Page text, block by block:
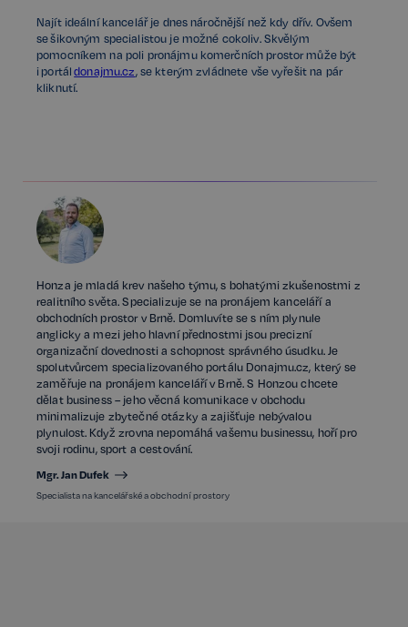
Najít ideální kancelář je dnes náročnější než kdy dřív. Ovšem
se šikovným specialistou je možné cokoliv. Skvělým
pomocníkem na poli pronájmu komerčních prostor může být
i portáldonajmu.cz, se kterým zvládnete vše vyřešit na pár
kliknutí.
Honza je mladá krev našeho týmu, s bohatými zkušenostmi z
realitního světa. Specializuje se na pronájem kanceláří a
obchodních prostor v Brně. Domluvíte se s ním plynule
anglicky a mezi jeho hlavní přednostmi jsou precizní
organizační dovednosti a schopnost správného úsudku. Je
spolutvůrcem specializovaného portálu Donajmu.cz, který se
zaměřuje na pronájem kanceláří v Brně. S Honzou chcete
dělat business – jeho věcná komunikace v obchodu
minimalizuje zbytečné otázky a zajišťuje nebývalou
plynulost. Když zrovna nepomáhá vašemu businessu, hoří pro
svoji rodinu, sport a cestování.
Mgr. Jan Dufek
Specialista na kancelářské a obchodní prostory